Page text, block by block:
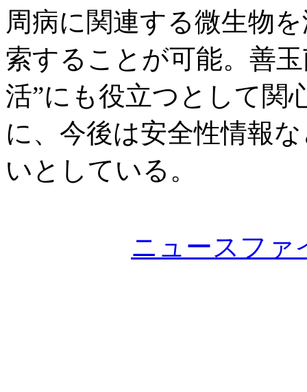
周病に関連する微生物
索することが可能。善
活”にも役立つとして関
に、今後は安全性情報
いとしている。
ニュースファ